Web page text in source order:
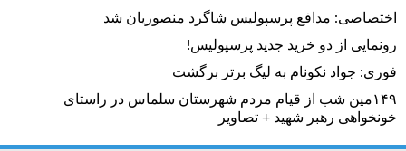
اختصاصی: مدافع پرسپولیس شاگرد منصوریان شد
رونمایی از دو خرید جدید پرسپولیس!
فوری: جواد نکونام به لیگ برتر برگشت
۱۴۹مین شب از قیام مردم شهرستان سلماس در راستای
خونخواهی رهبر شهید + تصاویر